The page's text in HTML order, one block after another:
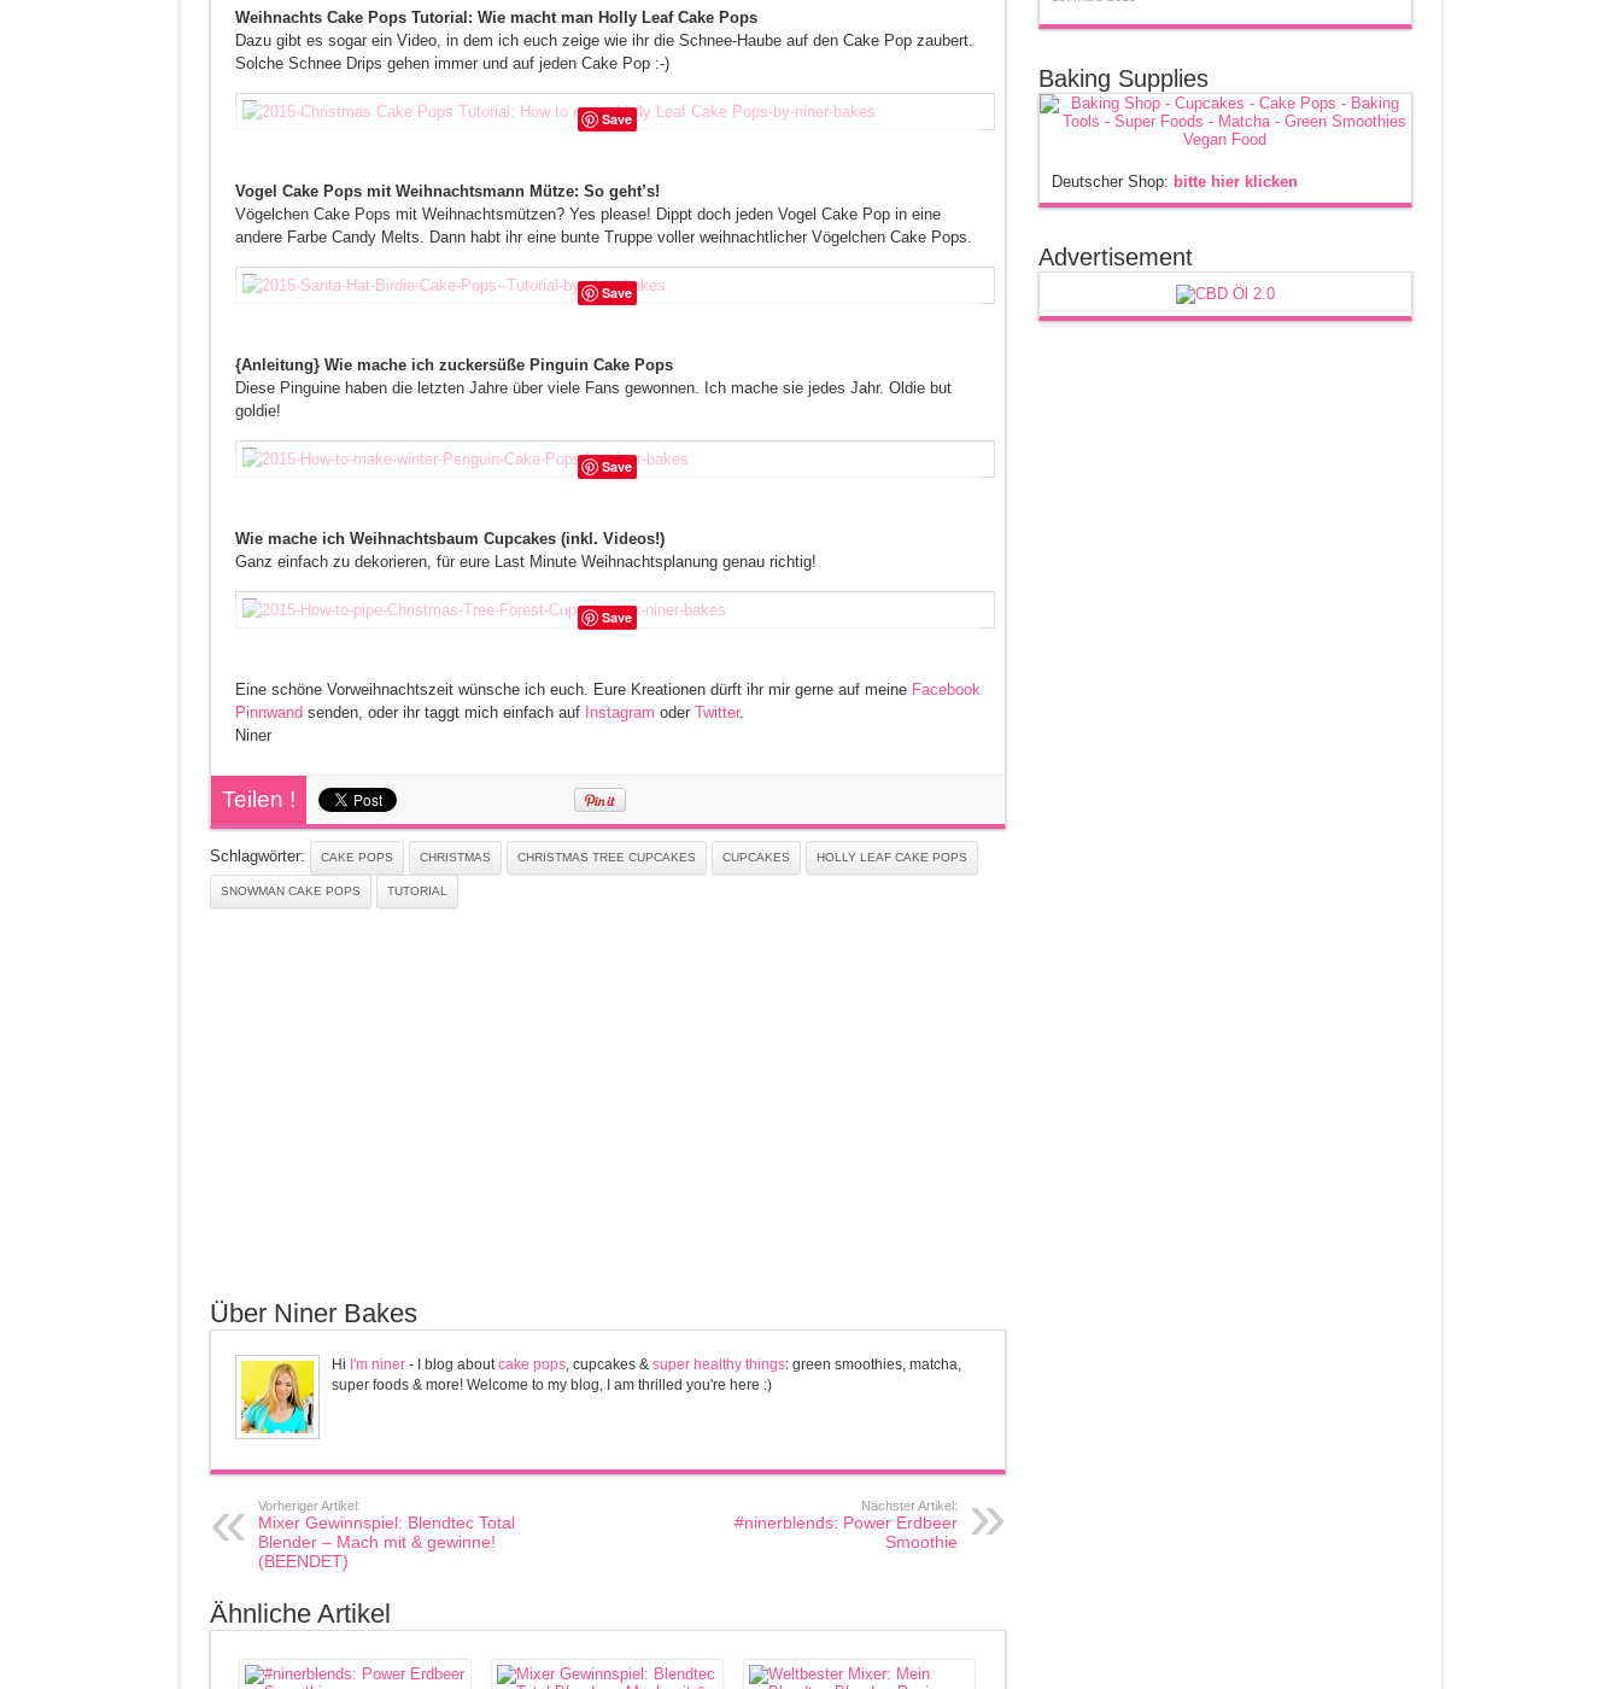
Weihnachts Cake Pops Tutorial: Wie macht man Holly Leaf Cake Pops
Dazu gibt es sogar ein Video, in dem ich euch zeige wie ihr die Schnee-Haube auf den Cake Pop zaubert.
Solche Schnee Drips gehen immer und auf jeden Cake Pop :-)
Save
Vogel Cake Pops mit Weihnachtsmann Mütze: So geht’s!
Vögelchen Cake Pops mit Weihnachtsmützen? Yes please! Dippt doch jeden Vogel Cake Pop in eine
andere Farbe Candy Melts. Dann habt ihr eine bunte Truppe voller weihnachtlicher Vögelchen Cake Pops.
Save
{Anleitung} Wie mache ich zuckersüße Pinguin Cake Pops
Diese Pinguine haben die letzten Jahre über viele Fans gewonnen. Ich mache sie jedes Jahr. Oldie but
goldie!
Save
Wie mache ich Weihnachtsbaum Cupcakes (inkl. Videos!)
Ganz einfach zu dekorieren, für eure Last Minute Weihnachtsplanung genau richtig!
Save
Eine schöne Vorweihnachtszeit wünsche ich euch. Eure Kreationen dürft ihr mir gerne auf meine Facebook
Pinnwand senden, oder ihr taggt mich einfach auf Instagram oder Twitter.
Niner
Teilen !
Schlagwörter: CAKE POPS CHRISTMAS CHRISTMAS TREE CUPCAKES CUPCAKES HOLLY LEAF CAKE POPS
SNOWMAN CAKE POPS TUTORIAL
Über Niner Bakes
Hi I'm niner- I blog aboutcake pops, cupcakes & super healthy things: green smoothies, matcha,
super foods & more! Welcome to my blog, I am thrilled you're here :)
Vorheriger Artikel:
Mixer Gewinnspiel: Blendtec Total
Blender – Mach mit & gewinne!
(BEENDET)
Nächster Artikel:
#ninerblends: Power Erdbeer
Smoothie
Ähnliche Artikel
Baking Supplies
Deutscher Shop: bitte hier klicken
Advertisement